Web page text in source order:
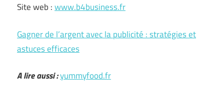
Site web :www.b4business.fr
Gagner de l’argent avec la publicité : stratégies et
astuces efficaces
A lire aussi :yummyfood.fr